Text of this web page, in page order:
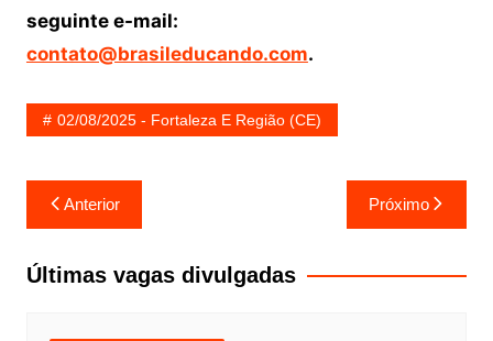
seguinte e-mail:
contato@brasileducando.com.
02/08/2025 - Fortaleza E Região (CE)
Navegação
de
Post
Anterior Próximo
Últimas vagas divulgadas